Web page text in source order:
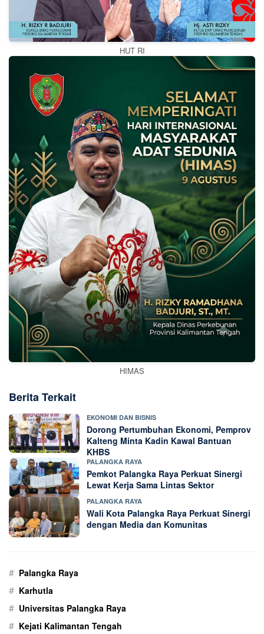
HUT RI
HIMAS
Berita Terkait
EKONOMI DAN BISNIS
Dorong Pertumbuhan Ekonomi, Pemprov
Kalteng Minta Kadin Kawal Bantuan
KHBS
PALANGKA RAYA
Pemkot Palangka Raya Perkuat Sinergi
Lewat Kerja Sama Lintas Sektor
PALANGKA RAYA
Wali Kota Palangka Raya Perkuat Sinergi
dengan Media dan Komunitas
# Palangka Raya
# Karhutla
# Universitas Palangka Raya
# Kejati Kalimantan Tengah